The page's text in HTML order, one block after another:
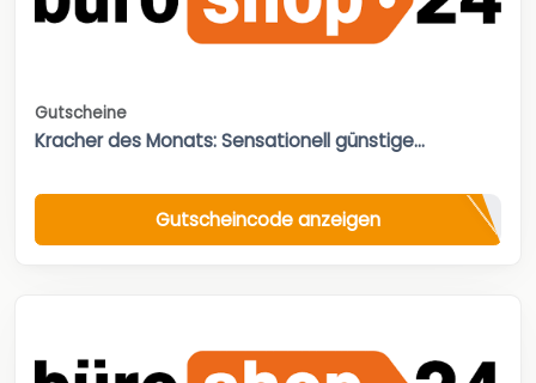
Gutscheine
Kracher des Monats: Sensationell günstige...
Gutscheincode anzeigen